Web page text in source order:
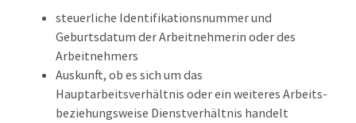
steuerliche Identifikationsnummer und
Geburtsdatum der Arbeitnehmerin oder des
Arbeitnehmers
Auskunft, ob es sich um das
Hauptarbeitsverhältnis oder ein weiteres Arbeits-
beziehungsweise Dienstverhältnis handelt